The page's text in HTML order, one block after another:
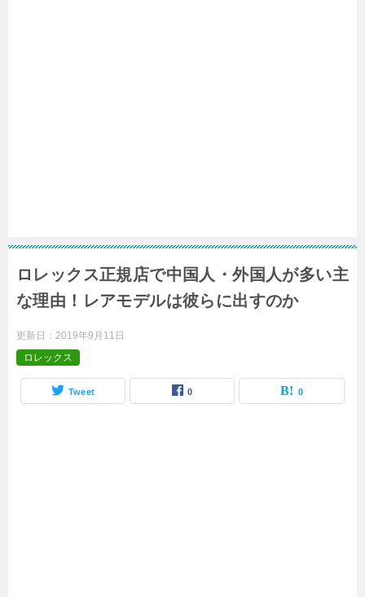
ロレックス正規店で中国人・外国人が多い主
な理由！レアモデルは彼らに出すのか
更新日： 2019年9月11日
ロレックス
Tweet 0 0